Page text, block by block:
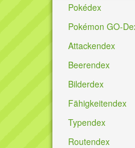
Pokédex
Pokémon GO-
Attackendex
Beerendex
Bilderdex
Fähigkeitendex
Typendex
Routendex